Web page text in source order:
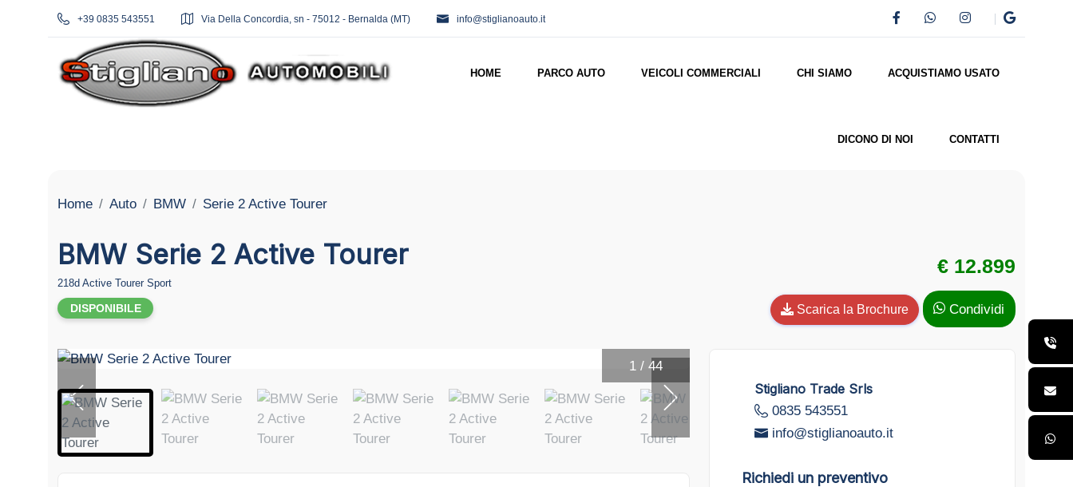
+39 0835 543551 Via Della Concordia, sn - 75012 - Bernalda (MT) info@stiglianoauto.it
HOME PARCO AUTO VEICOLI COMMERCIALI CHI SIAMO ACQUISTIAMO USATO
DICONO DI NOI CONTATTI
Home Auto BMW Serie 2 Active Tourer
BMW Serie 2 Active Tourer
218d Active Tourer Sport
DISPONIBILE
€ 12.899
Scarica la Brochure Condividi
1 / 44
Stigliano Trade Srls
0835 543551
info@stiglianoauto.it
Richiedi un preventivo